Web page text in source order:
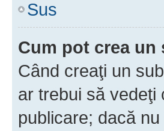
Sus
Cum pot crea un
Când creaţi un
ar trebui să vedeţi
publicare; dacă